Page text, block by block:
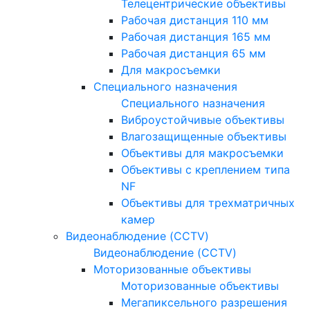
Телецентрические объективы
Рабочая дистанция 110 мм
Рабочая дистанция 165 мм
Рабочая дистанция 65 мм
Для макросъемки
Специального назначения
Специального назначения
Виброустойчивые объективы
Влагозащищенные объективы
Объективы для макросъемки
Объективы с креплением типа
NF
Объективы для трехматричных
камер
Видеонаблюдение (CCTV)
Видеонаблюдение (CCTV)
Моторизованные объективы
Моторизованные объективы
Мегапиксельного разрешения